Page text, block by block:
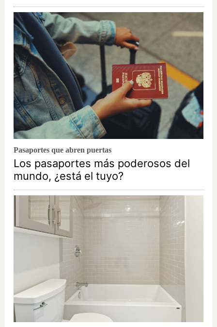
Pasaportes que abren puertas
Los pasaportes más poderosos del
mundo, ¿está el tuyo?